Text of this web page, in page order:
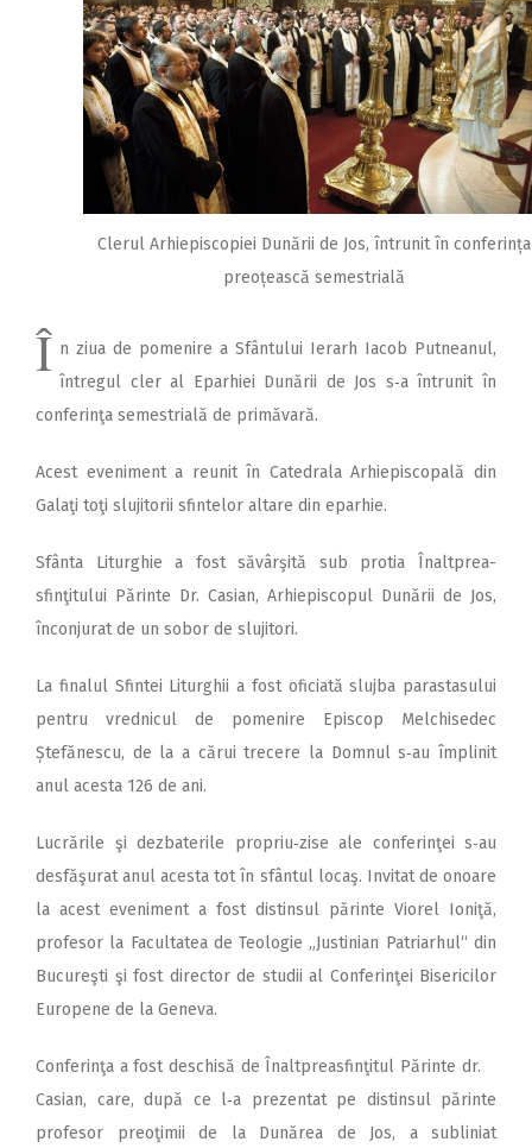
Clerul Arhiepiscopiei Dunării de Jos, întrunit în conferința
preoțească semestrială
Î n ziua de pomenire a Sfântului Ierarh Iacob Putneanul,
întregul cler al Eparhiei Dunării de Jos s‑a întrunit în
conferinţa semestrială de primăvară.
Acest eveniment a reunit în Catedrala Arhiepiscopală din
Galaţi toţi slujitorii sfintelor altare din eparhie.
Sfânta Liturghie a fost săvârşită sub protia Înalt­prea­
sfinţitului Părinte Dr. Casian, Arhiepiscopul Dunării de Jos,
înconjurat de un sobor de slujitori.
La finalul Sfintei Liturghii a fost oficiată slujba parastasului
pentru vrednicul de pomenire Episcop Melchisedec
Ștefănescu, de la a cărui trecere la Domnul s‑au împlinit
anul acesta 126 de ani.
Lucrările şi dezbaterile propriu‑zise ale conferinţei s‑au
desfăşurat anul acesta tot în sfântul locaş. Invitat de onoare
la acest eveniment a fost distinsul părinte Viorel Ioniţă,
profesor la Facultatea de Teologie „Justinian Patriarhul“ din
Bucureşti şi fost director de studii al Conferinţei Bisericilor
Europene de la Geneva.
Conferinţa a fost deschisă de Înaltpreasfinţitul Părinte dr.
Casian, care, după ce l‑a prezentat pe distinsul părinte
profesor preoţimii de la Dunărea de Jos, a subliniat